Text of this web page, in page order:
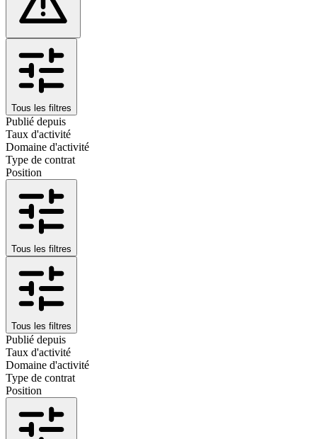
Tous les filtres
Publié depuis
Taux d'activité
Domaine d'activité
Type de contrat
Position
Tous les filtres
Tous les filtres
Publié depuis
Taux d'activité
Domaine d'activité
Type de contrat
Position